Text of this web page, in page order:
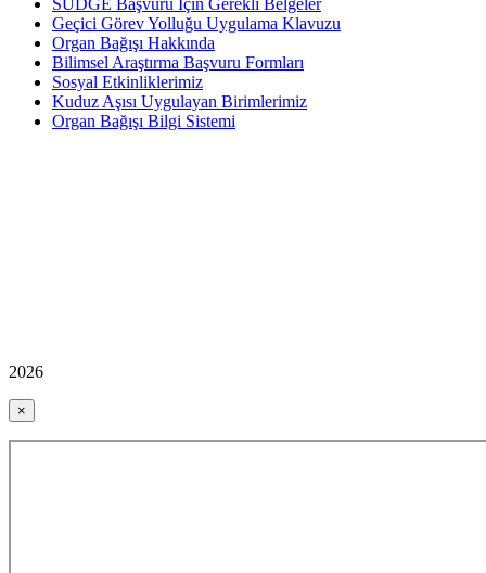
SÜDGE Başvuru İçin Gerekli Belgeler
Geçici Görev Yolluğu Uygulama Klavuzu
Organ Bağışı Hakkında
Bilimsel Araştırma Başvuru Formları
Sosyal Etkinliklerimiz
Kuduz Aşısı Uygulayan Birimlerimiz
Organ Bağışı Bilgi Sistemi
2026
×